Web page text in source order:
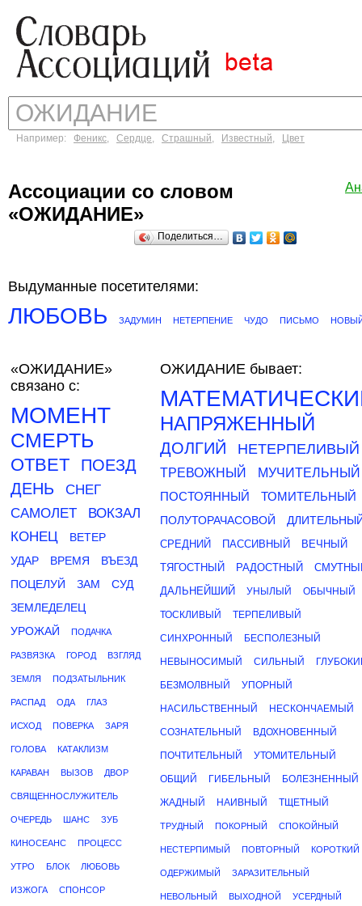
Например: Феникс, Сердце, Страшный, Известный, Цвет
Ассоциации со словом
«ОЖИДАНИЕ»
Поделиться…
Выдуманные посетителями:
ЛЮБОВЬ ЗАДУМИН НЕТЕРПЕНИЕ ЧУДО ПИСЬМО
«ОЖИДАНИЕ»
связано с:
МОМЕНТ
СМЕРТЬ
ОТВЕТ
ПОЕЗД
ДЕНЬ
СНЕГ
САМОЛЕТ
ВОКЗАЛ
КОНЕЦ
ВЕТЕР
УДАР
ВРЕМЯ
ВЪЕЗД
ПОЦЕЛУЙ
ЗАМ
СУД
ЗЕМЛЕДЕЛЕЦ
УРОЖАЙ
ПОДАЧКА
РАЗВЯЗКА ГОРОД ВЗГЛЯД
ЗЕМЛЯ ПОДЗАТЫЛЬНИК
РАСПАД ОДА ГЛАЗ
ИСХОД ПОВЕРКА ЗАРЯ
ГОЛОВА КАТАКЛИЗМ
КАРАВАН ВЫЗОВ ДВОР
СВЯЩЕННОСЛУЖИТЕЛЬ
ОЧЕРЕДЬ ШАНС ЗУБ
КИНОСЕАНС ПРОЦЕСС
УТРО БЛОК ЛЮБОВЬ
ИЗЖОГА СПОНСОР
ОЖИДАНИЕ бывает:
НАПРЯЖЕННЫЙ
ДОЛГИЙ НЕТЕРПЕЛИВЫЙ
ТРЕВОЖНЫЙ
МУЧИТЕЛЬНЫЙ
ПОСТОЯННЫЙ
ТОМИТЕЛЬНЫЙ
ПОЛУТОРАЧАСОВОЙ
СРЕДНИЙ ПАССИВНЫЙ
ВЕЧНЫЙ
ТЯГОСТНЫЙ
РАДОСТНЫЙ
ДАЛЬНЕЙШИЙ
УНЫЛЫЙ ОБЫЧНЫЙ
ТОСКЛИВЫЙ ТЕРПЕЛИВЫЙ
СИНХРОННЫЙ БЕСПОЛЕЗНЫЙ
НЕВЫНОСИМЫЙ СИЛЬНЫЙ
БЕЗМОЛВНЫЙ УПОРНЫЙ
НАСИЛЬСТВЕННЫЙ НЕСКОНЧАЕМЫЙ
СОЗНАТЕЛЬНЫЙ ВДОХНОВЕННЫЙ
ПОЧТИТЕЛЬНЫЙ УТОМИТЕЛЬНЫЙ
ОБЩИЙ ГИБЕЛЬНЫЙ БОЛЕЗНЕННЫЙ
ЖАДНЫЙ НАИВНЫЙ ТЩЕТНЫЙ
ТРУДНЫЙ ПОКОРНЫЙ СПОКОЙНЫЙ
НЕСТЕРПИМЫЙ ПОВТОРНЫЙ КОРОТКИЙ
ОДЕРЖИМЫЙ ЗАРАЗИТЕЛЬНЫЙ
НЕВОЛЬНЫЙ ВЫХОДНОЙ УСЕРДНЫЙ